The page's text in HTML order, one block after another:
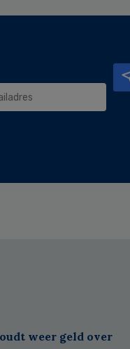
weer geld over